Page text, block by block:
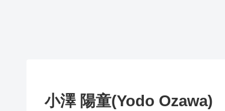
小澤 陽童(Yodo Ozawa)